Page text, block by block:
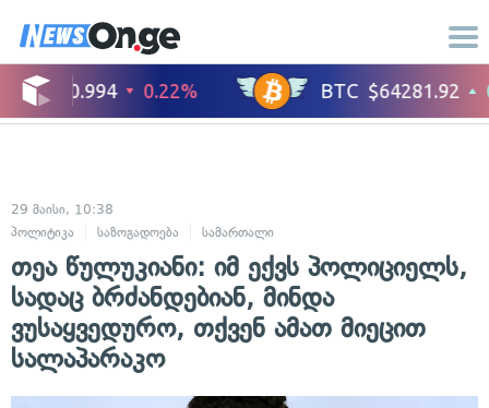
29 მაისი, 10:38
პოლიტიკა
საზოგადოება სამართალი
თეა წულუკიანი: იმ ექვს პოლიციელს,
სადაც ბრძანდებიან, მინდა
ვუსაყვედურო, თქვენ ამათ მიეცით
სალაპარაკო